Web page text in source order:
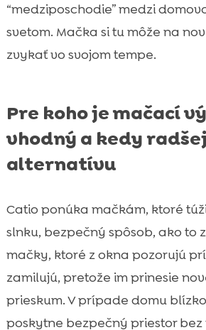
“medziposchodie” medzi
svetom. Mačka si tu môže na
zvykať vo svojom tempe.
Pre koho je mačací
vhodný a kedy
alternatívu
Catio ponúka mačkám, ktoré
slnku, bezpečný spôsob, ako to
mačky, ktoré z okna pozorujú
zamilujú, pretože im prinesie
prieskum. V prípade domu
poskytne bezpečný priestor